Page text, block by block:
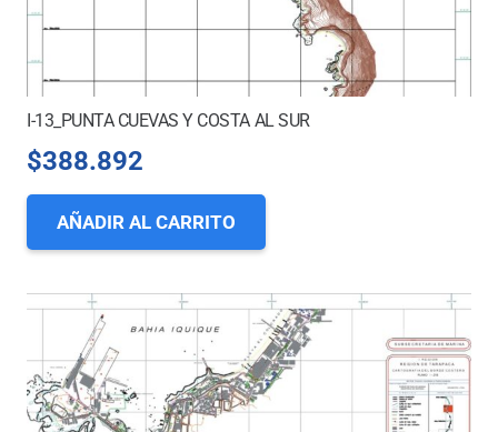
I-13_PUNTA CUEVAS Y COSTA AL SUR
$388.892
AÑADIR AL CARRITO